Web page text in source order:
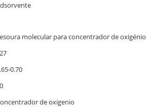
molecular para concentrador de oxigénio
0.70
de oxigenio